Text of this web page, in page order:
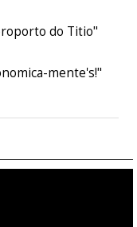
do Titio"
mente's!"